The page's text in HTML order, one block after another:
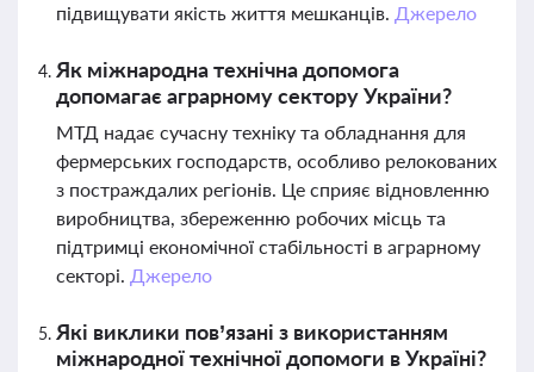
підвищувати якість життя мешканців. Джерело
Як міжнародна технічна допомога
допомагає аграрному сектору України?
МТД надає сучасну техніку та обладнання для
фермерських господарств, особливо релокованих
з постраждалих регіонів. Це сприяє відновленню
виробництва, збереженню робочих місць та
підтримці економічної стабільності в аграрному
секторі. Джерело
Які виклики пов’язані з використанням
міжнародної технічної допомоги в Україні?